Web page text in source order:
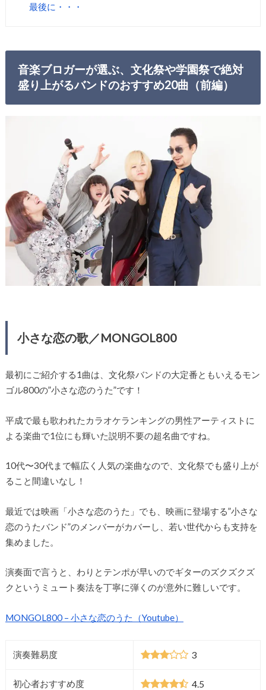
最後に・・・
音楽ブロガーが選ぶ、文化祭や学園祭で絶対
盛り上がるバンドのおすすめ20曲（前編）
小さな恋の歌／MONGOL800
最初にご紹介する1曲は、文化祭バンドの大定番ともいえるモン
ゴル800の”小さな恋のうた”です！
平成で最も歌われたカラオケランキングの男性アーティストに
よる楽曲で1位にも輝いた説明不要の超名曲ですね。
10代〜30代まで幅広く人気の楽曲なので、文化祭でも盛り上が
ること間違いなし！
最近では映画「小さな恋のうた」でも、映画に登場する”小さな
恋のうたバンド”のメンバーがカバーし、若い世代からも支持を
集めました。
演奏面で言うと、わりとテンポが早いのでギターのズクズクズ
クというミュート奏法を丁寧に弾くのが意外に難しいです。
MONGOL800 – 小さな恋のうた（Youtube）
演奏難易度 3
初心者おすすめ度 4.5